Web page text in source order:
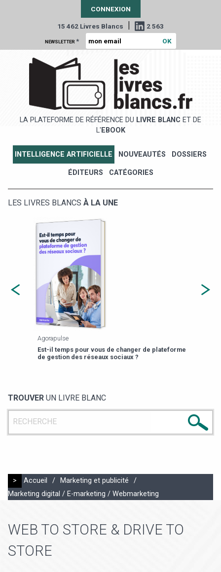
CONNEXION
15 462 Livres Blancs | 2 563
NEWSLETTER *
LA PLATEFORME DE RÉFÉRENCE DU LIVRE BLANC ET DE
L' EBOOK
INTELLIGENCE ARTIFICIELLE NOUVEAUTÉS DOSSIERS
ÉDITEURS CATÉGORIES
LES LIVRES BLANCS À LA UNE
Agorapulse
Est-il temps pour vous de changer de plateforme
de gestion des réseaux sociaux ?
TROUVER UN LIVRE BLANC
> Accueil / Marketing et publicité
/
Marketing digital / E-marketing / Webmarketing
WEB TO STORE & DRIVE TO
STORE